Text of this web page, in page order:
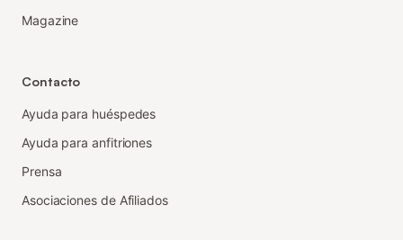
Magazine
Contacto
Ayuda para huéspedes
Ayuda para anfitriones
Prensa
Asociaciones de Afiliados